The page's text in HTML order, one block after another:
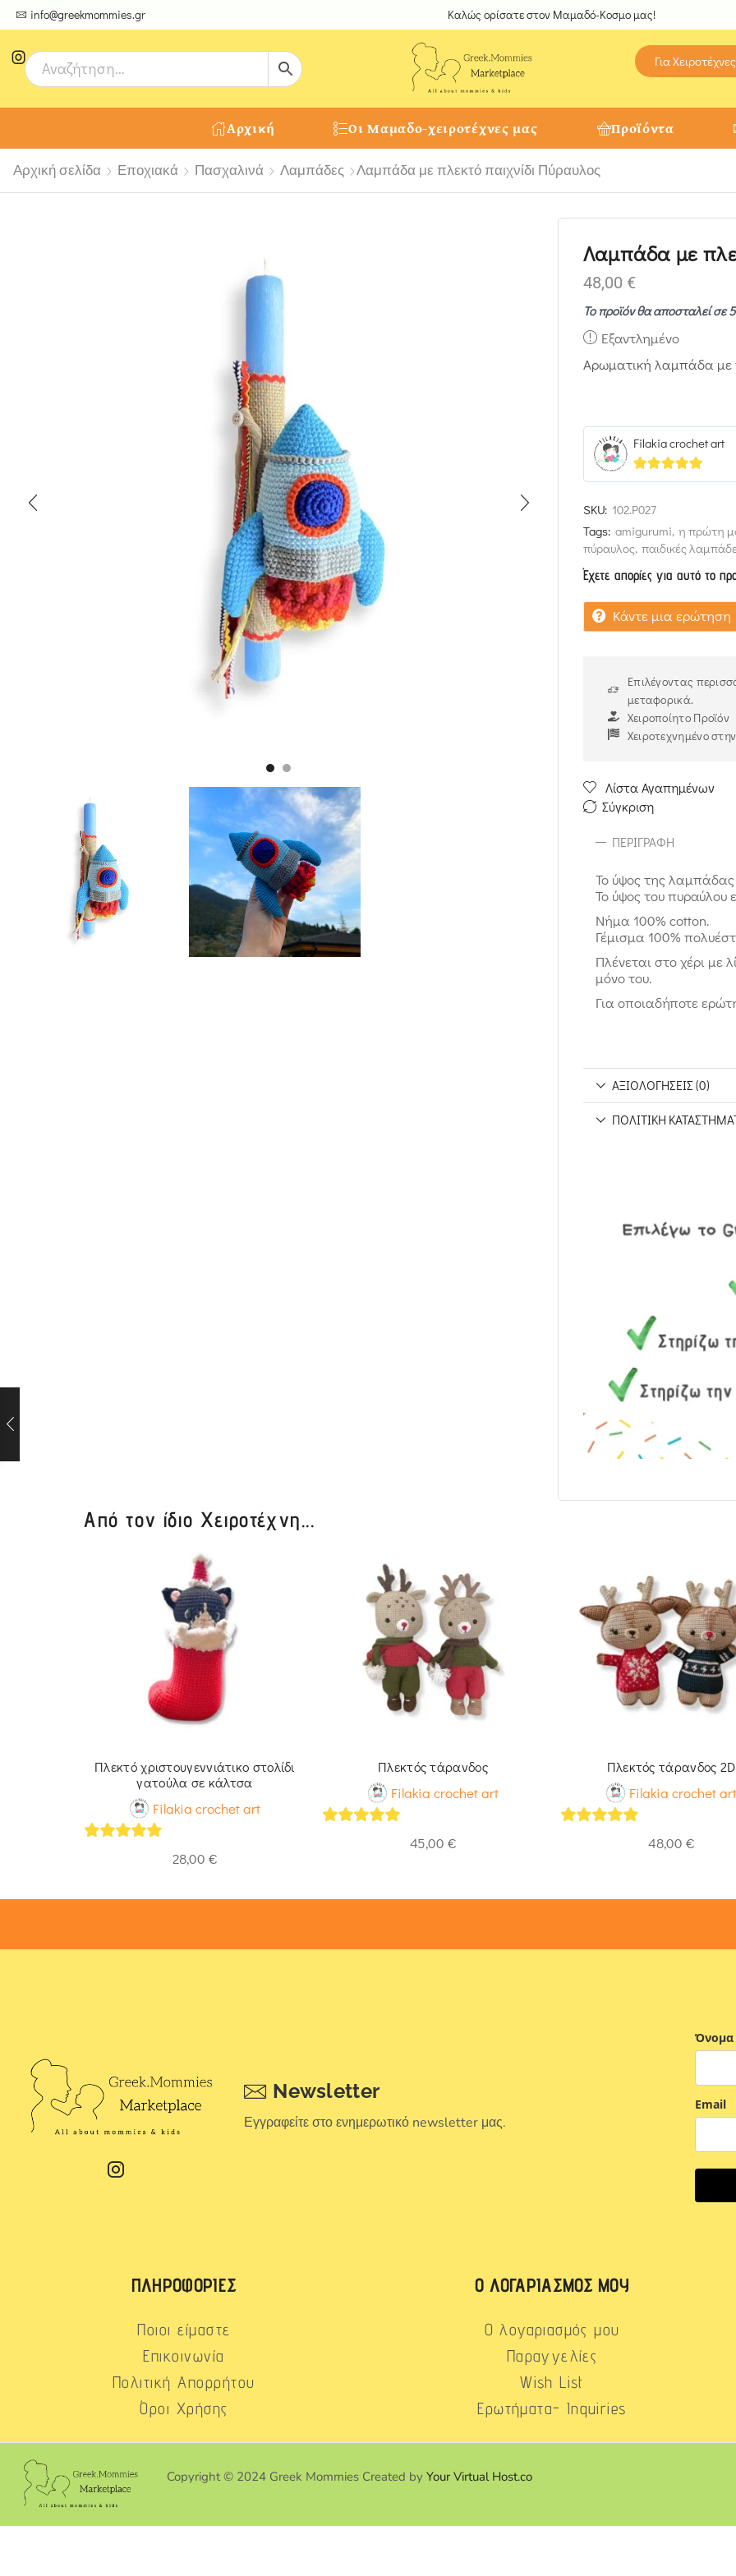
info@greekmommies.gr
μοναδικές δημιουργίες από τους Χειροτέχνες μας! Καλώς ορίσατε στον Μαμαδό-Κοσμο μας!
Για Χειροτέχνες
Αρχική Οι Μαμαδο-χειροτέχνες μας Προϊόντα
Αρχική σελίδα Εποχιακά Πασχαλινά Λαμπάδες Λαμπάδα με πλεκτό παιχνίδι Πύραυλος
Λαμπάδα με
48,00 €
Το προϊόν θα αποσταλεί σε
Εξαντλημένο
Αρωματική λαμπάδα με
Filakia crochet art
5out of 5
SKU: 102.P027
Tags: amigurumi, η πρώτη
πύραυλος, παιδικές
Έχετε απορίες για αυτό το
Κάντε μια ερώτηση
Επιλέγοντας
μεταφορικά.
Χειροποίητο Προϊόν
Χειροτεχνημένο
Λίστα Αγαπημένων
Σύγκριση
ΠΕΡΙΓΡΑΦΉ
Το ύψος της λαμπάδας
Το ύψος του πυραύλου
Νήμα 100% cotton.
Γέμισμα 100%
Πλένεται στο χέρι με
μόνο του.
Για οποιαδήποτε
ΑΞΙΟΛΟΓΉΣΕΙΣ (0)
ΠΟΛΙΤΙΚΉ
Από τον ίδιο Χειροτέχνη...
Πλεκτό χριστουγεννιάτικο στολίδι
γατούλα σε κάλτσα
Filakia crochet art
28,00 €
Πλεκτός τάρανδος
Filakia crochet art
45,00 €
Πλεκτός τάρανδος 2D
Filakia crochet art
48,00 €
Newsletter
Εγγραφείτε στο ενημερωτικό newsletter μας.
Όνομα
Email
ΠΛΗΡΟΦΟΡΊΕΣ
Ποιοι είμαστε
Επικοινωνία
Πολιτική Απορρήτου
Όροι Χρήσης
Ο ΛΟΓΑΡΙΑΣΜΌΣ ΜΟΥ
Ο λογαριασμός μου
Παραγγελίες
Wish List
Ερωτήματα- Inquiries
Copyright © 2024 Greek Mommies Created byYour Virtual Host.co